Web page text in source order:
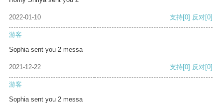
2022-01-10 支持[0] 反对[0]
游客
Sophia sent you 2 messa
2021-12-22 支持[0] 反对[0]
游客
Sophia sent you 2 messa